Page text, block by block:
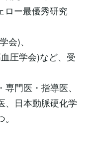
ロー最優秀研究
会)、
圧学会)など、受
門医・指導医、
、日本動脈硬化学